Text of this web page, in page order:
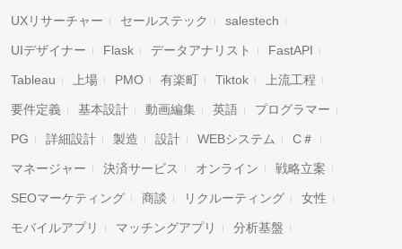
UXリサーチャー セールステック salestech
UIデザイナー Flask データアナリスト FastAPI
Tableau 上場 PMO 有楽町 Tiktok 上流工程
要件定義 基本設計 動画編集 英語 プログラマー
PG 詳細設計 製造 設計 WEBシステム C＃
マネージャー 決済サービス オンライン 戦略立案
SEOマーケティング 商談 リクルーティング 女性
モバイルアプリ マッチングアプリ 分析基盤